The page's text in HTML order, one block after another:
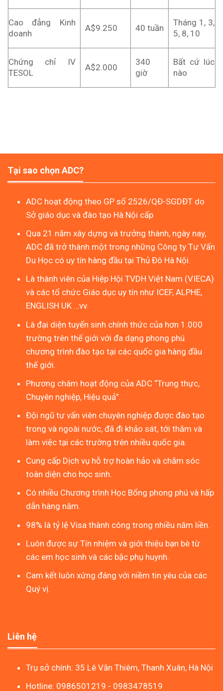
Cao đẳng Kinh
doanh
A$9.250 40 tuần
Tháng 1, 3,
5, 8, 10
Chứng chỉ IV
TESOL
A$2.000
340
giờ
Bất cứ lúc
nào
Tại sao chọn ADC?
ADC hoạt động theo GP số 2526/QĐ-SGDĐT do
Sở giáo dục và đào tạo Hà Nội cấp
Qua 21 năm xây dựng và trưởng thành, ngày nay,
ADC đã trở thành một trong những Công ty Tư Vấn
Du Học có uy tín hàng đầu tại Thủ Đô Hà Nội.
Là thành viên của Hiệp Hội TVDH Việt Nam (VIECA)
và các tổ chức Giáo dục uy tín như ICEF, ALPHE,
ENGLISH UK …vv.
Là đại diện tuyển sinh chính thức của hơn 1.000
trường trên thế giới với đa dạng phong phú
chương trình đào tạo tại các quốc gia hàng đầu
thế giới.
Phương châm hoạt động của ADC “Trung thực,
Chuyên nghiệp, Hiệu quả”.
Đội ngũ tư vấn viên chuyên nghiệp được đào tạo
trong và ngoài nước, đã đi khảo sát, tới thăm và
làm việc tại các trường trên nhiều quốc gia.
Cung cấp Dịch vụ hỗ trợ hoàn hảo và chăm sóc
toàn diện cho học sinh.
Có nhiều Chương trình Học Bổng phong phú và hấp
dẫn hàng năm.
98% là tỷ lệ Visa thành công trong nhiều năm liền.
Luôn được sự Tín nhiệm và giới thiệu bạn bè từ
các em học sinh và các bậc phụ huynh.
Cam kết luôn xứng đáng với niềm tin yêu của các
Quý vị.
Liên hệ
Trụ sở chính: 35 Lê Văn Thiêm, Thanh Xuân, Hà Nội
Hotline: 0986501219 - 0983478519